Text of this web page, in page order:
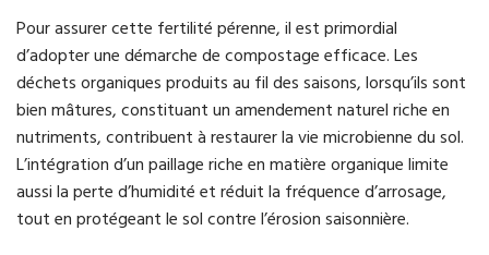
Pour assurer cette fertilité pérenne, il est primordial
d’adopter une démarche de compostage efficace. Les
déchets organiques produits au fil des saisons, lorsqu’ils sont
bien mâtures, constituant un amendement naturel riche en
nutriments, contribuent à restaurer la vie microbienne du sol.
L’intégration d’un paillage riche en matière organique limite
aussi la perte d’humidité et réduit la fréquence d’arrosage,
tout en protégeant le sol contre l’érosion saisonnière.